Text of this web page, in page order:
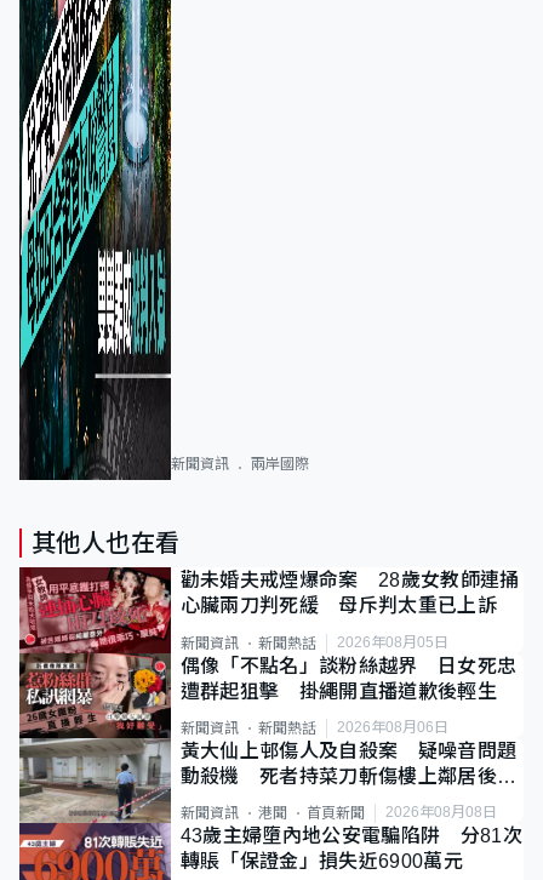
新聞資訊 兩岸國際
其他人也在看
勸未婚夫戒煙爆命案 28歲女教師連捅
心臟兩刀判死緩 母斥判太重已上訴
新聞資訊 新聞熱話 2026年08月05日
偶像「不點名」談粉絲越界 日女死忠
遭群起狙擊 掛繩開直播道歉後輕生
新聞資訊 新聞熱話 2026年08月06日
黃大仙上邨傷人及自殺案 疑噪音問題
動殺機 死者持菜刀斬傷樓上鄰居後墮
斃
新聞資訊 港聞 首頁新聞 2026年08月08日
43歲主婦墮內地公安電騙陷阱 分81次
轉賬「保證金」損失近6900萬元